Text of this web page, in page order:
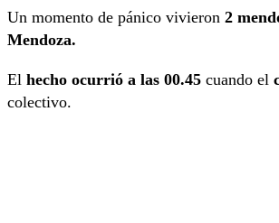
Un momento de pánico vivieron 2
Mendoza.
El hecho ocurrió a las 00.45 cuando el
colectivo.